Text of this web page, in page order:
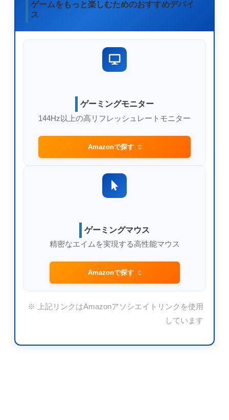
ゲームをもっと楽しむためのおすすめデバイ
ス
ゲーミングモニター
144Hz以上の高リフレッシュレートモニター
Amazonで探す
ゲーミングマウス
精密なエイムを実現する高性能マウス
Amazonで探す
※ 上記リンクはAmazonアソシエイトリンクを使用
しています